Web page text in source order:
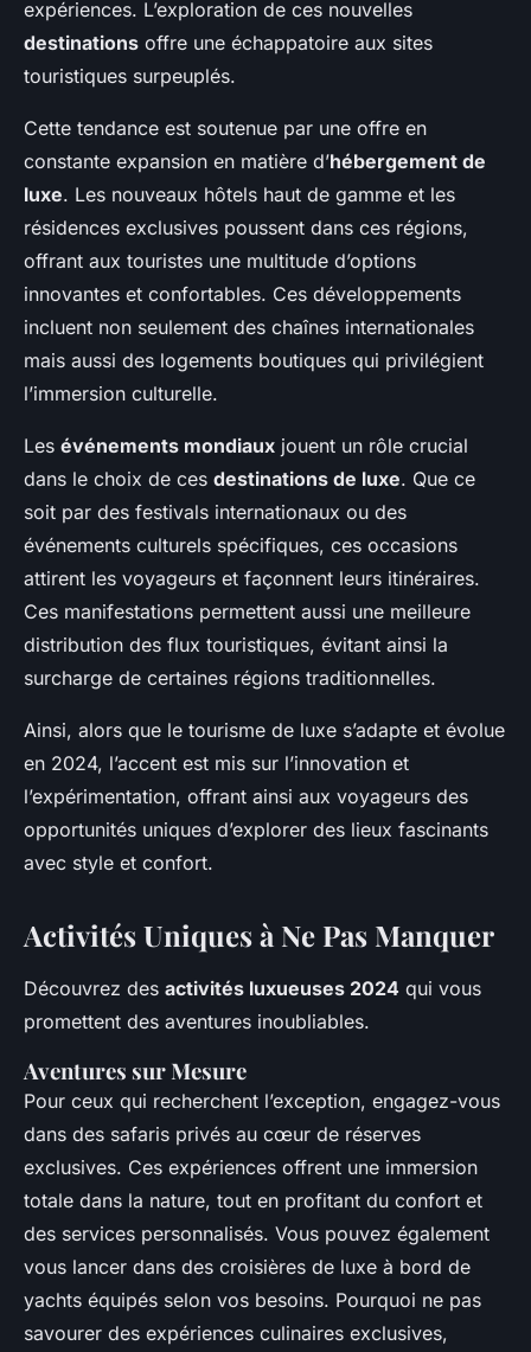
expériences. L’exploration de ces nouvelles
destinations offre une échappatoire aux sites
touristiques surpeuplés.
Cette tendance est soutenue par une offre en
constante expansion en matière d’hébergement de
luxe. Les nouveaux hôtels haut de gamme et les
résidences exclusives poussent dans ces régions,
offrant aux touristes une multitude d’options
innovantes et confortables. Ces développements
incluent non seulement des chaînes internationales
mais aussi des logements boutiques qui privilégient
l’immersion culturelle.
Les événements mondiaux jouent un rôle crucial
dans le choix de ces destinations de luxe. Que ce
soit par des festivals internationaux ou des
événements culturels spécifiques, ces occasions
attirent les voyageurs et façonnent leurs itinéraires.
Ces manifestations permettent aussi une meilleure
distribution des flux touristiques, évitant ainsi la
surcharge de certaines régions traditionnelles.
Ainsi, alors que le tourisme de luxe s’adapte et évolue
en 2024, l’accent est mis sur l’innovation et
l’expérimentation, offrant ainsi aux voyageurs des
opportunités uniques d’explorer des lieux fascinants
avec style et confort.
Activités Uniques à Ne Pas Manquer
Découvrez des activités luxueuses 2024 qui vous
promettent des aventures inoubliables.
Aventures sur Mesure
Pour ceux qui recherchent l’exception, engagez-vous
dans des safaris privés au cœur de réserves
exclusives. Ces expériences offrent une immersion
totale dans la nature, tout en profitant du confort et
des services personnalisés. Vous pouvez également
vous lancer dans des croisières de luxe à bord de
yachts équipés selon vos besoins. Pourquoi ne pas
savourer des expériences culinaires exclusives,